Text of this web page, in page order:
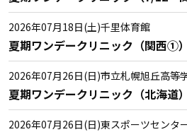
2026年07月18日(土)千里体育館
夏期ワンデークリニック（関西①）
2026年07月26日(日)市立札幌旭丘高等
夏期ワンデークリニック（北海道）
2026年07月26日(日)東スポーツセン